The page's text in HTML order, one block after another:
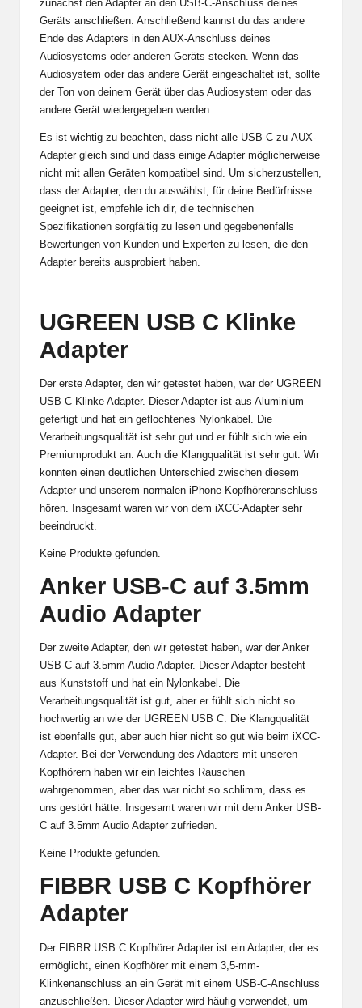
zunächst den Adapter an den USB-C-Anschluss deines
Geräts anschließen. Anschließend kannst du das andere
Ende des Adapters in den AUX-Anschluss deines
Audiosystems oder anderen Geräts stecken. Wenn das
Audiosystem oder das andere Gerät eingeschaltet ist, sollte
der Ton von deinem Gerät über das Audiosystem oder das
andere Gerät wiedergegeben werden.
Es ist wichtig zu beachten, dass nicht alle USB-C-zu-AUX-
Adapter gleich sind und dass einige Adapter möglicherweise
nicht mit allen Geräten kompatibel sind. Um sicherzustellen,
dass der Adapter, den du auswählst, für deine Bedürfnisse
geeignet ist, empfehle ich dir, die technischen
Spezifikationen sorgfältig zu lesen und gegebenenfalls
Bewertungen von Kunden und Experten zu lesen, die den
Adapter bereits ausprobiert haben.
UGREEN USB C Klinke
Adapter
Der erste Adapter, den wir getestet haben, war der UGREEN
USB C Klinke Adapter. Dieser Adapter ist aus Aluminium
gefertigt und hat ein geflochtenes Nylonkabel. Die
Verarbeitungsqualität ist sehr gut und er fühlt sich wie ein
Premiumprodukt an. Auch die Klangqualität ist sehr gut. Wir
konnten einen deutlichen Unterschied zwischen diesem
Adapter und unserem normalen iPhone-Kopfhöreranschluss
hören. Insgesamt waren wir von dem iXCC-Adapter sehr
beeindruckt.
Keine Produkte gefunden.
Anker USB-C auf 3.5mm
Audio Adapter
Der zweite Adapter, den wir getestet haben, war der Anker
USB-C auf 3.5mm Audio Adapter. Dieser Adapter besteht
aus Kunststoff und hat ein Nylonkabel. Die
Verarbeitungsqualität ist gut, aber er fühlt sich nicht so
hochwertig an wie der UGREEN USB C. Die Klangqualität
ist ebenfalls gut, aber auch hier nicht so gut wie beim iXCC-
Adapter. Bei der Verwendung des Adapters mit unseren
Kopfhörern haben wir ein leichtes Rauschen
wahrgenommen, aber das war nicht so schlimm, dass es
uns gestört hätte. Insgesamt waren wir mit dem Anker USB-
C auf 3.5mm Audio Adapter zufrieden.
Keine Produkte gefunden.
FIBBR USB C Kopfhörer
Adapter
Der FIBBR USB C Kopfhörer Adapter ist ein Adapter, der es
ermöglicht, einen Kopfhörer mit einem 3,5-mm-
Klinkenanschluss an ein Gerät mit einem USB-C-Anschluss
anzuschließen. Dieser Adapter wird häufig verwendet, um